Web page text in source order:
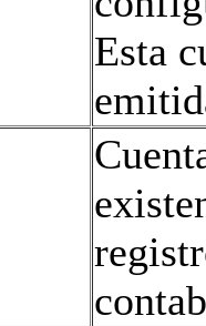
Esta